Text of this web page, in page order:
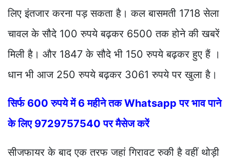
लिए इंतजार करना पड़ सकता है। कल बासमती 1718 सेला
चावल के सौदे 100 रुपये बढ़कर 6500 तक होने की खबरें
मिली है। और 1847 के सौदे भी 150 रुपये बढ़कर हुए हैं ।
धान भी आज 250 रुपये बढ़कर 3061 रुपये पर खुला है।
सिर्फ 600 रुपये में 6 महीने तक Whatsapp पर भाव पाने
के लिए 9729757540 पर मैसेज करें
सीजफायर के बाद एक तरफ जहां गिरावट रुकी है वहीं थोड़ी